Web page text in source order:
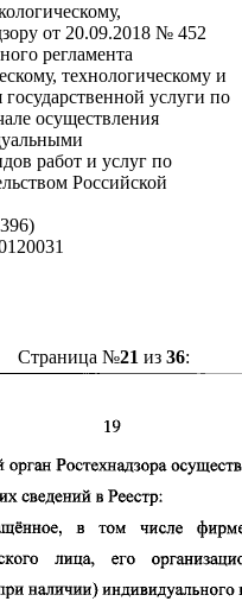
от 20.09.2018 № 452
регламента
технологическому и
услуги по
осуществления
работ и услуг по
Российской
Страница №21 из 36: